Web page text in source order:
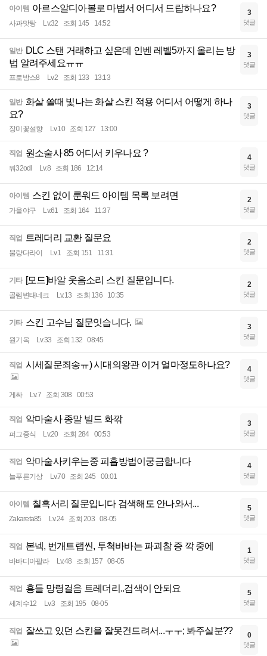
아이템 아르스알디아볼로 마법서 어디서 드랍하나요?
사과맛탕 Lv.32 조회 145 14:52
3
댓글
일반 DLC 스탠 거래하고 싶은데 인벤 레벨5까지 올리는 방
법 알려주세요ㅠㅠ
프로방스8 Lv.2 조회 133 13:13
3
댓글
일반 화살 쏠때 빛나는 화살 스킨 적용 어디서 어떻게 하나
요?
장미꽃설향 Lv.10 조회 127 13:00
3
댓글
직업 원소술사 85 어디서 키우나요 ?
뭐32odl Lv.8 조회 186 12:14
4
댓글
아이템 스킨 없이 룬워드 아이템 목록 보려면
가을야구 Lv.61 조회 164 11:37
2
댓글
직업 트레더리 교환 질문요
불량다라이 Lv.1 조회 151 11:31
2
댓글
기타 [모드]바알 웃음소리 스킨 질문입니다.
골렘변태네크 Lv.13 조회 136 10:35
2
댓글
기타 스킨 고수님 질문잇습니다.
원기옥 Lv.33 조회 132 08:45
3
댓글
직업 시세질문죄송ㅠ) 시대의왕관 이거 얼마정도하나요?
게싸 Lv.7 조회 308 00:53
4
댓글
직업 악마술사 종말 빌드 화깎
퍼그중식 Lv.20 조회 284 00:53
3
댓글
직업 악마술사키우는중 피흡방법이궁금합니다
늘푸른기상 Lv.70 조회 245 00:01
4
댓글
아이템 칠흑서리 질문입니다 검색해도 안나와서...
Zakareta85 Lv.24 조회 203 08-05
5
댓글
직업 본넥, 번개트랩씬, 투척바바는 파괴참 증 깍 중에
바바디아팔라 Lv.48 조회 157 08-05
1
댓글
직업 횽들 망령걸음 트레더리..검색이 안되요
세계수12 Lv.3 조회 195 08-05
5
댓글
직업 잘쓰고 있던 스킨을 잘못건드려서...ㅜㅜ; 봐주실분?? 0
댓글